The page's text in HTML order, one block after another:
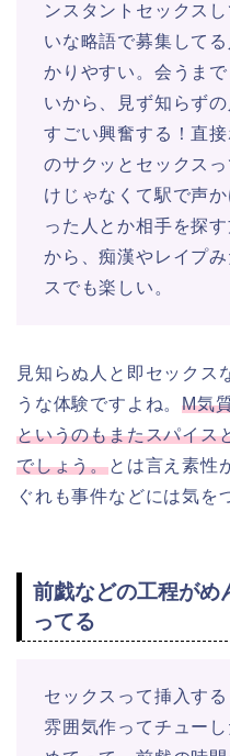
ンスタントセックス
いな略語で募集して
かりやすい。会うま
いから、見ず知らず
すごい興奮する！直
のサクッとセックス
けじゃなくて駅で声
った人とか相手を探
から、痴漢やレイプ
スでも楽しい。
見知らぬ人と即セックス
うな体験ですよね。M気
というのもまたスパイス
でしょう。とは言え素性
ぐれも事件などには気を
前戯などの工程がめ
ってる
セックスって挿入す
雰囲気作ってチュー